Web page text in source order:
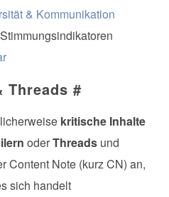
& Kommunikation
Threads #
kritische Inhalte
oderThreads und
Content Note (kurz CN) an,
sich handelt